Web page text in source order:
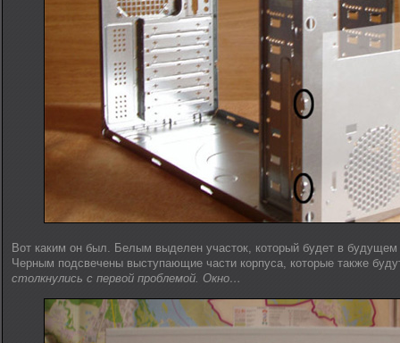
Вот каким он был. Белым выделен участок, который будет в будущем
Черным подсвечены выступающие части корпуса, которые также
столкнулись с первой проблемой. Окно…